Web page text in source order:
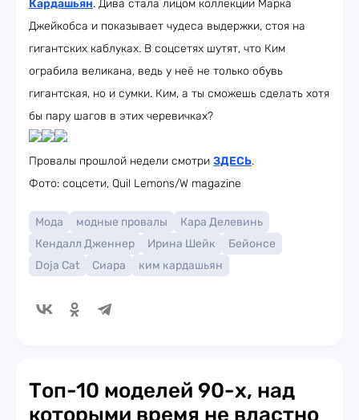
Кардашьян. Дива стала лицом коллекции Марка
Джейкобса и показывает чудеса выдержки, стоя на
гигантских каблуках. В соцсетях шутят, что Ким
ограбила великана, ведь у неё не только обувь
гигантская, но и сумки. Ким, а ты сможешь сделать хотя
бы пару шагов в этих черевичках?
Провалы прошлой недели смотри ЗДЕСЬ.
Фото: соцсети, Quil Lemons/W magazine
Мода модные провалы
Кара Делевинь
Кендалл Дженнер
Ирина Шейк
Бейонсе
Doja Cat
Сиара ким кардашьян
Топ-10 моделей 90-х, над
которыми время не властно